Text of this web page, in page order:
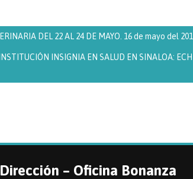
DEL 22 AL 24 DE MAYO. 16 de mayo del
INSIGNIA EN SALUD EN SINALOA:
Dirección – Oficina Bonanza